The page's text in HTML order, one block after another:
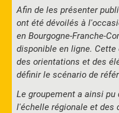
Afin de les présenter
ont été dévoilés à
en Bourgogne-Franche-
disponible en ligne.
des orientations et des
définir le scénario de
Le groupement a ainsi
l'échelle régionale et des